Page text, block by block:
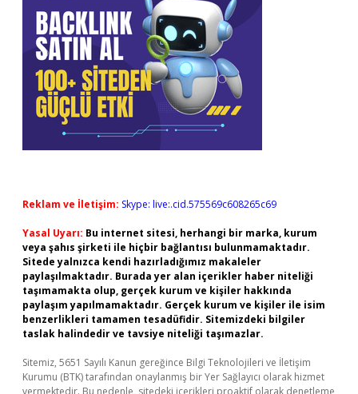
Reklam ve İletişim: Skype: live:.cid.575569c608265c69
Yasal Uyarı: Bu internet sitesi, herhangi bir marka, kurum
veya şahıs şirketi ile hiçbir bağlantısı bulunmamaktadır.
Sitede yalnızca kendi hazırladığımız makaleler
paylaşılmaktadır. Burada yer alan içerikler haber niteliği
taşımamakta olup, gerçek kurum ve kişiler hakkında
paylaşım yapılmamaktadır. Gerçek kurum ve kişiler ile isim
benzerlikleri tamamen tesadüfidir. Sitemizdeki bilgiler
taslak halindedir ve tavsiye niteliği taşımazlar.
Sitemiz, 5651 Sayılı Kanun gereğince Bilgi Teknolojileri ve İletişim
Kurumu (BTK) tarafından onaylanmış bir Yer Sağlayıcı olarak hizmet
vermektedir. Bu nedenle, sitedeki içerikleri proaktif olarak denetleme